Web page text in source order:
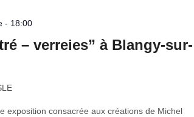
- 18:00
– verreies” à Blangy-sur-
exposition consacrée aux créations de Michel